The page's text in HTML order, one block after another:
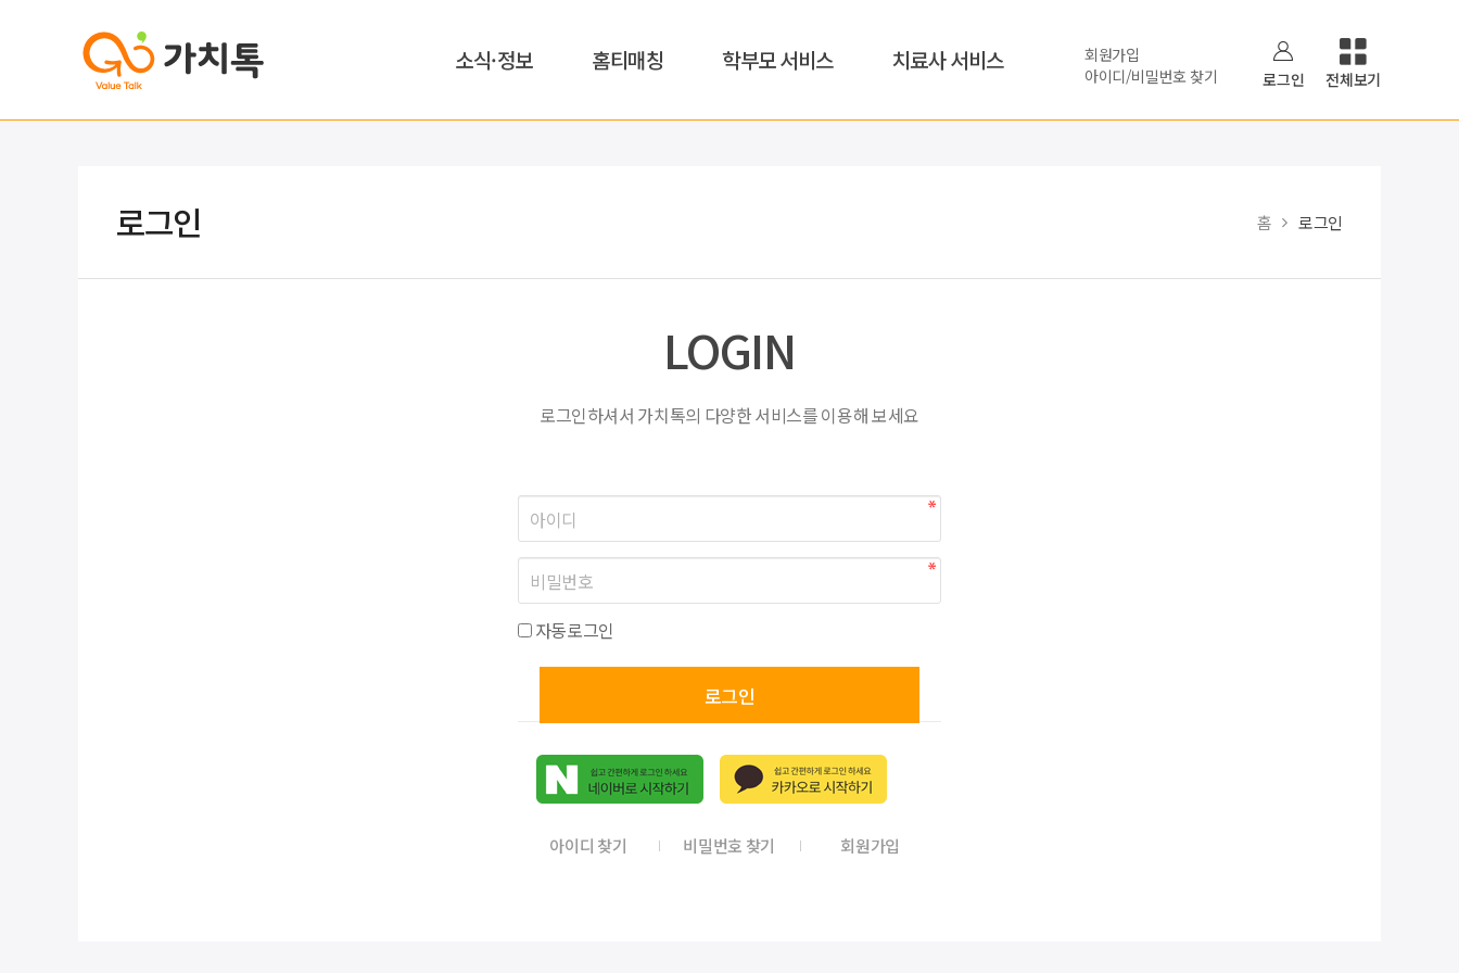
소식·정보 홈티매칭 학부모 서비스 치료사 서비스
회원가입
아이디/비밀번호 찾기
로그인 전체보기
로그인 홈 로그인
LOGIN
로그인하셔서 가치톡의 다양한 서비스를 이용해 보세요
자동로그인
로그인
아이디 찾기 비밀번호 찾기 회원가입